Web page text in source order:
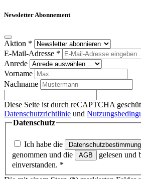
Newsletter Abonnement
Aktion *
E-Mail-Adresse *
Anrede
Vorname
Nachname
Diese Seite ist durch reCAPTCHA
Datenschutzrichtlinie und
Datenschutz
Ich habe die
genommen und die
AGB
gelesen und
einverstanden. *